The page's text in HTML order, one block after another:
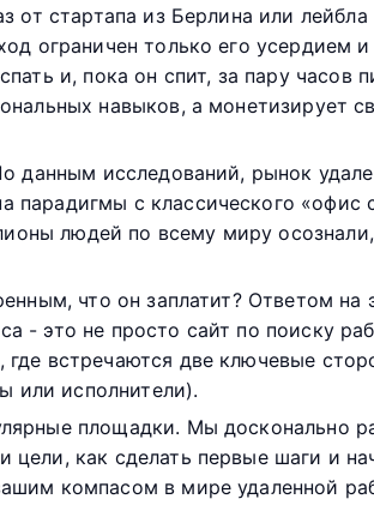
от стартапа из Берлина или
ограничен только его усердием
и, пока он спит, за пару
навыков, а монетизирует
данным исследований, рынок
с классического «офис
людей по всему миру
что он заплатит? Ответом на
- это не просто сайт по поиску
встречаются две ключевые
или исполнители).
площадки. Мы досконально
как сделать первые шаги и
компасом в мире удаленной